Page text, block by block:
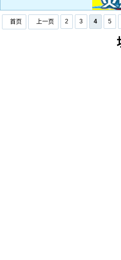
首页 上一页 2 3 4 5